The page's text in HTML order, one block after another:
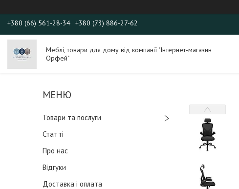
+380 (66) 561-28-34 +380 (73) 886-27-62
Меблі, товари для дому від компанії "Інтернет-магазин
Орфей"
Товари та послуги
Статті
Про нас
Відгуки
Доставка і оплата